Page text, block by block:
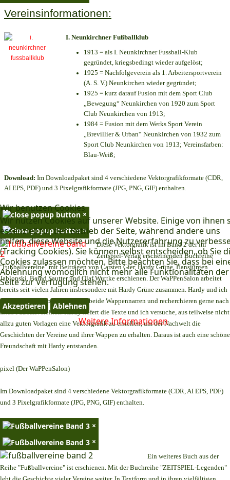
Wir benutzen Cookies
Wir nutzen Cookies auf unserer Website. Einige von ihnen
essenziell für den Betrieb der Seite, während andere uns
helfen, diese Website und die Nutzererfahrung zu
(Tracking Cookies). Sie können selbst entscheiden, ob Sie
Cookies zulassen möchten. Bitte beachten Sie, dass bei
Ablehnung womöglich nicht mehr alle Funktionalitäten der
Seite zur Verfügung stehen.
Akzeptieren Ablehnen
Weitere Informationen
Vereinsinformationen:
I. Neunkirchner Fußballklub
1913 = als I. Neunkirchner Fussball-Klub
gegründet, kriegsbedingt wieder aufgelöst;
1925 = Nachfolgeverein als 1. Arbeitersportverein
(A. S. V.) Neunkirchen wieder gegründet;
1925 = kurz darauf Fusion mit dem Sport Club
„Bewegung“ Neunkirchen von 1920 zum Sport
Club Neunkirchen von 1913;
1984 = Fusion mit dem Werks Sport Verein
„Brevillier & Urban“ Neunkirchen von 1932 zum
Sport Club Neunkirchen von 1913; Vereinsfarben:
Blau-Weiß;
Download: Im Downloadpaket sind 4 verschiedene Vektorgrafikformate (CDR,
AI EPS, PDF) und 3 Pixelgrafikformate (JPG, PNG, GIF) enthalten.
×
×
Diese Vektorgrafik ist im Band 2 der im
Zeitspiel-Verlag erscheinenden Buchreihe
"Fußballvereine" mit Beiträgen von Carsten Gier, Hardy Grüne, Hansjürgen
Jablonski, Bernd Sautter und Olaf Wuttke erschienen. Der WaPPenSalon arbeitet
bereits seit vielen Jahren insbesondere mit Hardy Grüne zusammen. Hardy und ich
teilen dasselbe Hobby. Wir sind beide Wappennarren und recherchieren gerne nach
alten Fußballvereinen. Hardy liefert die Texte und ich versuche, aus teilweise nicht
allzu guten Vorlagen eine Vektorgrafik zu erstellen, um der Nachwelt die
Geschichten der Vereine und ihrer Wappen zu erhalten. Daraus ist auch eine schöne
Freundschaft mit Hardy entstanden.
pixel (Der WaPPenSalon)
Im Downloadpaket sind 4 verschiedene Vektorgrafikformate (CDR, AI EPS, PDF)
und 3 Pixelgrafikformate (JPG, PNG, GIF) enthalten.
×
×
Ein weiteres Buch aus der
Reihe "Fußballvereine" ist erschienen. Mit der Buchreihe "ZEITSPIEL-Legenden"
lebt die Geschichte vieler Vereine weiter. In Textform und in ihren vielfältigen